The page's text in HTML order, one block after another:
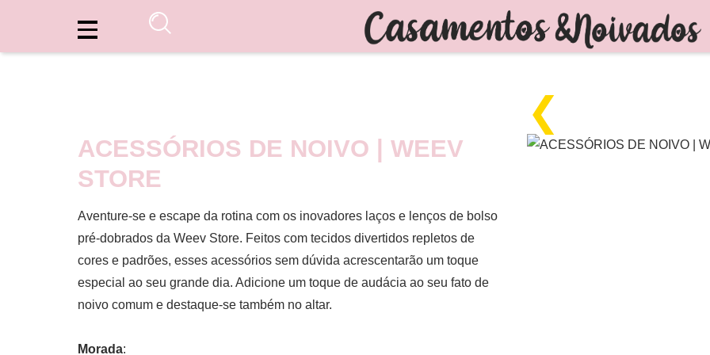
ACESSÓRIOS DE NOIVO | WEEV
STORE
Aventure-se e escape da rotina com os inovadores laços e lenços de bolso
pré-dobrados da Weev Store. Feitos com tecidos divertidos repletos de
cores e padrões, esses acessórios sem dúvida acrescentarão um toque
especial ao seu grande dia. Adicione um toque de audácia ao seu fato de
noivo comum e destaque-se também no altar.
Morada:
❮